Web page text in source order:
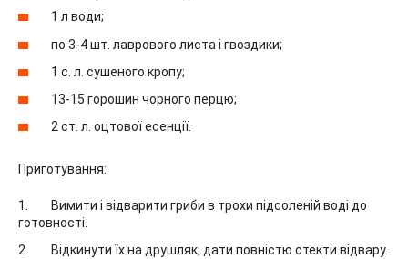
1 л води;
по 3-4 шт. лаврового листа і гвоздики;
1 с. л. сушеного кропу;
13-15 горошин чорного перцю;
2 ст. л. оцтової есенції.
Приготування:
Вимити і відварити гриби в трохи підсоленій воді до
готовності.
Відкинути їх на друшляк, дати повністю стекти відвару.